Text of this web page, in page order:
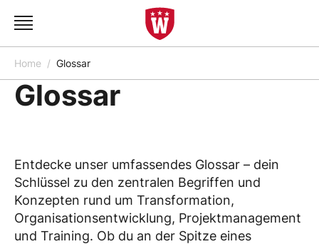
Home Glossar
Glossar
Entdecke unser umfassendes Glossar – dein
Schlüssel zu den zentralen Begriffen und
Konzepten rund um Transformation,
Organisationsentwicklung, Projektmanagement
und Training. Ob du an der Spitze eines